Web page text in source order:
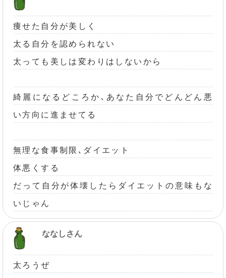
痩せた自分が美しく
太る自分を認められない
太っても美しは変わりはしないから
綺麗になるどころか､あなた自分でどんどん悪
い方向に進ませてる
無理な食事制限､ダイエット
体悪くする
だって自分が体壊したらダイエットの意味もな
いじゃん
ななしさん
太ろうぜ